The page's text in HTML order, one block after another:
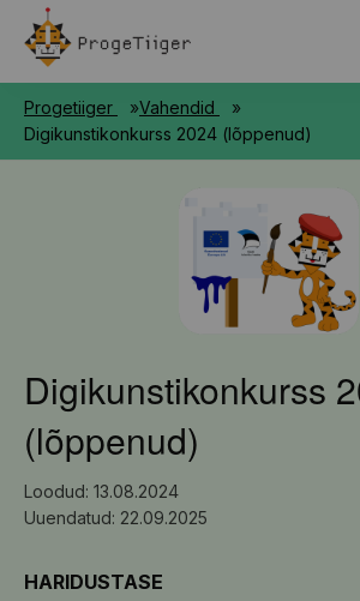
RAAMAT
Progetiiger
Vahendid
Digikunstikonkurss 2024 (lõppenud)
Digikunstikonkurss
(lõppenud)
Loodud: 13.08.2024
Uuendatud: 22.09.2025
HARIDUSTASE